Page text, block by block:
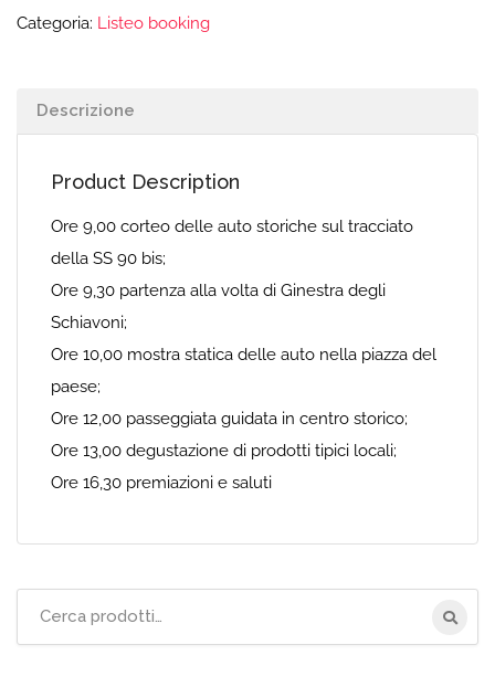
Categoria: Listeo booking
Descrizione
Product Description
Ore 9,00 corteo delle auto storiche sul tracciato
della SS 90 bis;
Ore 9,30 partenza alla volta di Ginestra degli
Schiavoni;
Ore 10,00 mostra statica delle auto nella piazza del
paese;
Ore 12,00 passeggiata guidata in centro storico;
Ore 13,00 degustazione di prodotti tipici locali;
Ore 16,30 premiazioni e saluti